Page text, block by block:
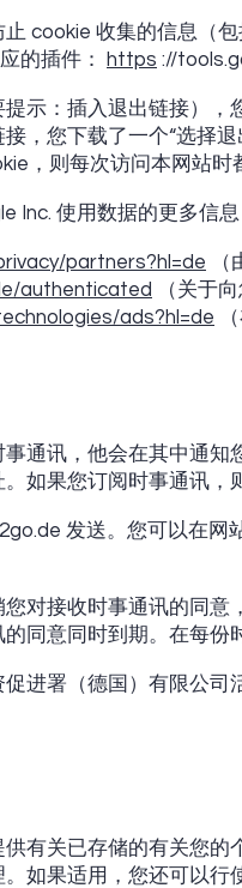
cookie 收集的信息（
的插件：
https ://
示：插入退出链接）
，您下载了一个“选择
，则每次访问本网站时
Inc. 使用数据的更多信息
partners?hl=de （
authenticated
（关于
ads?hl=de
通讯，他会在其中通
如果您订阅时事通讯，
发送。您可以在网
对接收时事通讯的同
同意同时到期。在每份
进署（德国）有限公
有关已存储的有关您
如果适用，您还可以